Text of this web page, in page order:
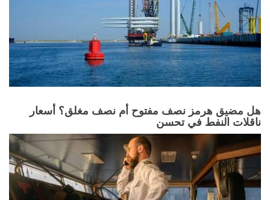
هل مضيق هرمز نصف مفتوح أم نصف مغلق؟ أسعار
ناقلات النفط في تحسن